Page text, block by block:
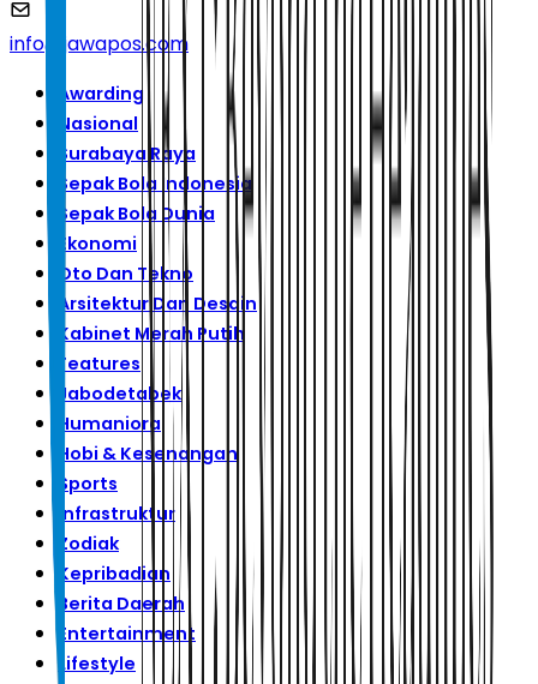
info@jawapos.com
Awarding
Nasional
Surabaya Raya
Sepak Bola Indonesia
Sepak Bola Dunia
Ekonomi
Oto Dan Tekno
Arsitektur Dan Desain
Kabinet Merah Putih
Features
Jabodetabek
Humaniora
Hobi & Kesenangan
Sports
Infrastruktur
Zodiak
Kepribadian
Berita Daerah
Entertainment
Lifestyle